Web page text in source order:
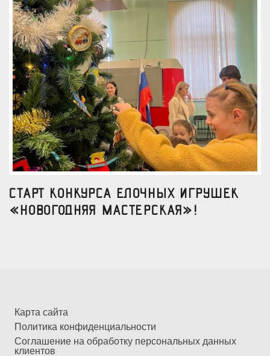
Старт конкурса елочных игрушек
«Новогодняя мастерская»!
Карта сайта
Политика конфиденциальности
Соглашение на обработку персональных данных
клиентов